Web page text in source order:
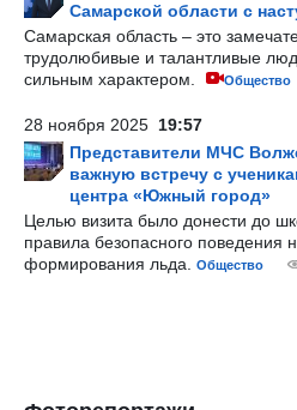
Самарской области с
Самарская область – это
трудолюбивые и талантливые
сильным характером.
Общество
28 ноября 2025 19:57
Представители МЧС
важную встречу с
центра «Южный город»
Целью визита было донести до
правила безопасного поведения
формирования льда.
Общество